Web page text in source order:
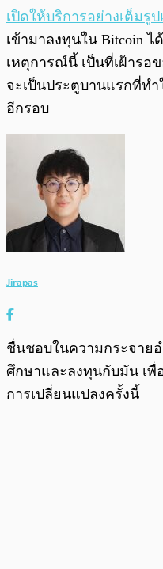
เปิดให้บริการอย่างเต็มรู
เข้ามาลงทุนใน Bitcoin
เหตุการณ์นี้ เป็นที่เฝ้ารอ
จะเป็นประตูบานแรกที่ท
อีกรอบ
Jirapas
ชื่นชอบในความกระจาย
ศึกษาและลงทุนกับมัน เพื่
การเปลี่ยนแปลงครั้งนี้